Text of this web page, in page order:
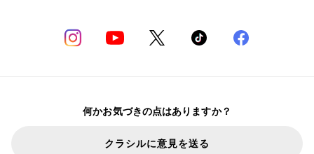
何かお気づきの点はありますか？
クラシルに意見を送る